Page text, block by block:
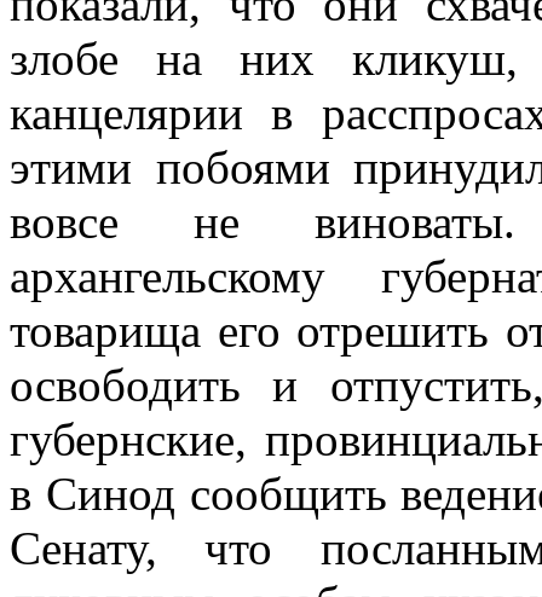
злобе на них кликуш,
канцелярии в
этими побоями
вовсе не
архангельскому
товарища его отрешить
освободить и
губернские,
в Синод сообщить
Сенату, что